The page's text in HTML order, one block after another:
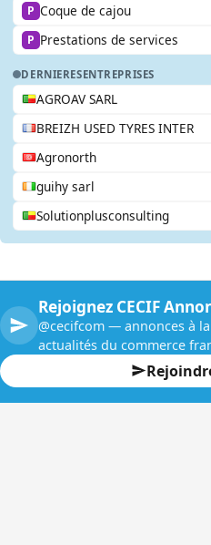
P Coque de cajou
P Prestations de services
DERNIERESENTREPRISES
AGROAV SARL
BREIZH USED TYRES INTER
Agronorth
guihy sarl
Solutionplusconsulting
Rejoignez CECIF
@cecifcom — annonces à
actualités du commerce